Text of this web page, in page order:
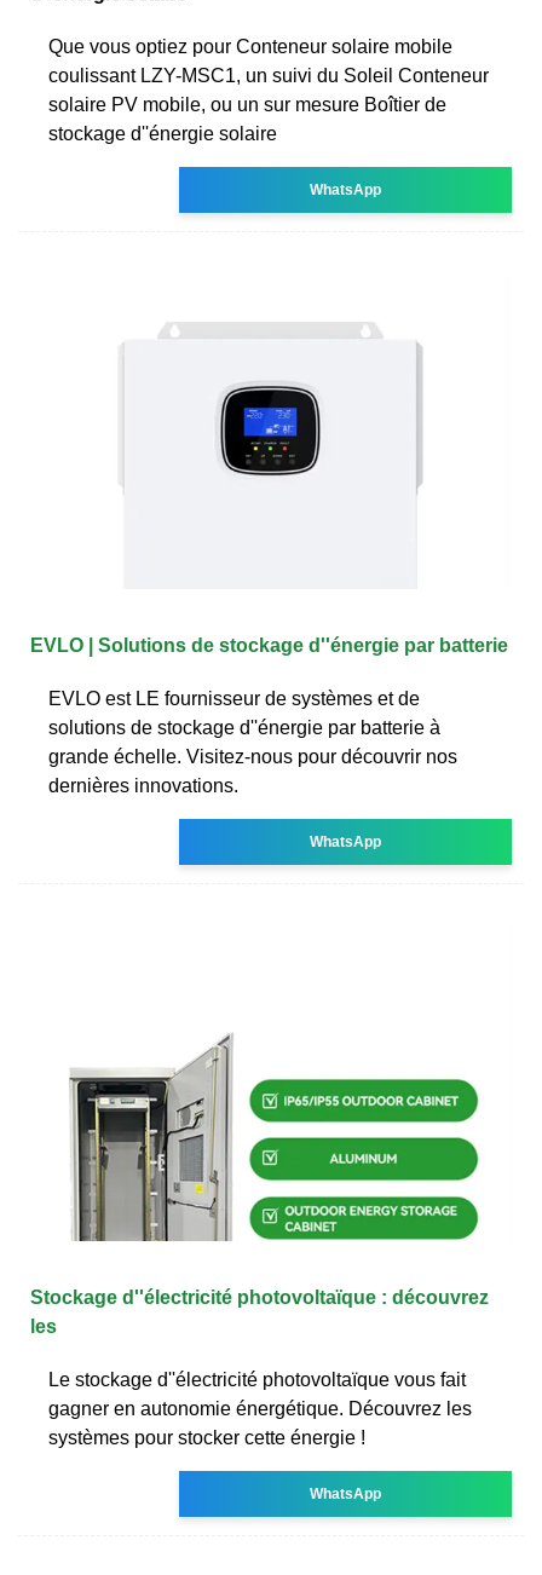
Que vous optiez pour Conteneur solaire mobile
coulissant LZY-MSC1, un suivi du Soleil Conteneur
solaire PV mobile, ou un sur mesure Boîtier de
stockage d''énergie solaire
WhatsApp
EVLO | Solutions de stockage d''énergie par batterie
EVLO est LE fournisseur de systèmes et de
solutions de stockage d''énergie par batterie à
grande échelle. Visitez-nous pour découvrir nos
dernières innovations.
WhatsApp
Stockage d''électricité photovoltaïque : découvrez
les
Le stockage d''électricité photovoltaïque vous fait
gagner en autonomie énergétique. Découvrez les
systèmes pour stocker cette énergie !
WhatsApp